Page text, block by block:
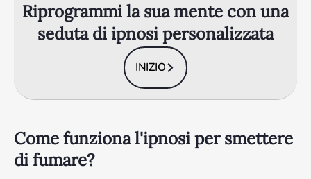
Riprogrammi la sua mente con una
seduta di ipnosi personalizzata
INIZIO
Come funziona l'ipnosi per smettere
di fumare?